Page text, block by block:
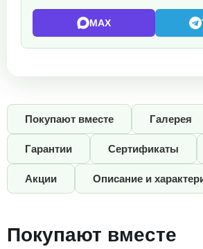
MAX
Покупают вместе Галерея
Гарантии Сертификаты
Акции Описание и
Покупают вместе